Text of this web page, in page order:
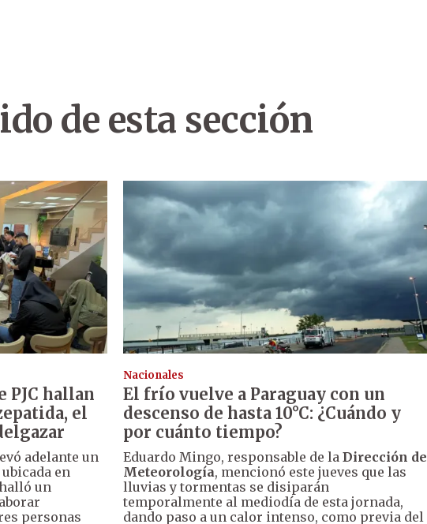
de esta sección
PJC hallan
el
adelante un
en
un
personas
Nacionales
El frío vuelve a Paraguay con un
descenso de hasta 10°C: ¿Cuándo y
por cuánto tiempo?
Eduardo Mingo, responsable de laDirección de
Meteorología, mencionó este jueves que las
lluvias y tormentas se disiparán
temporalmente al mediodía de esta jornada,
dando paso a un calor intenso, como previa del